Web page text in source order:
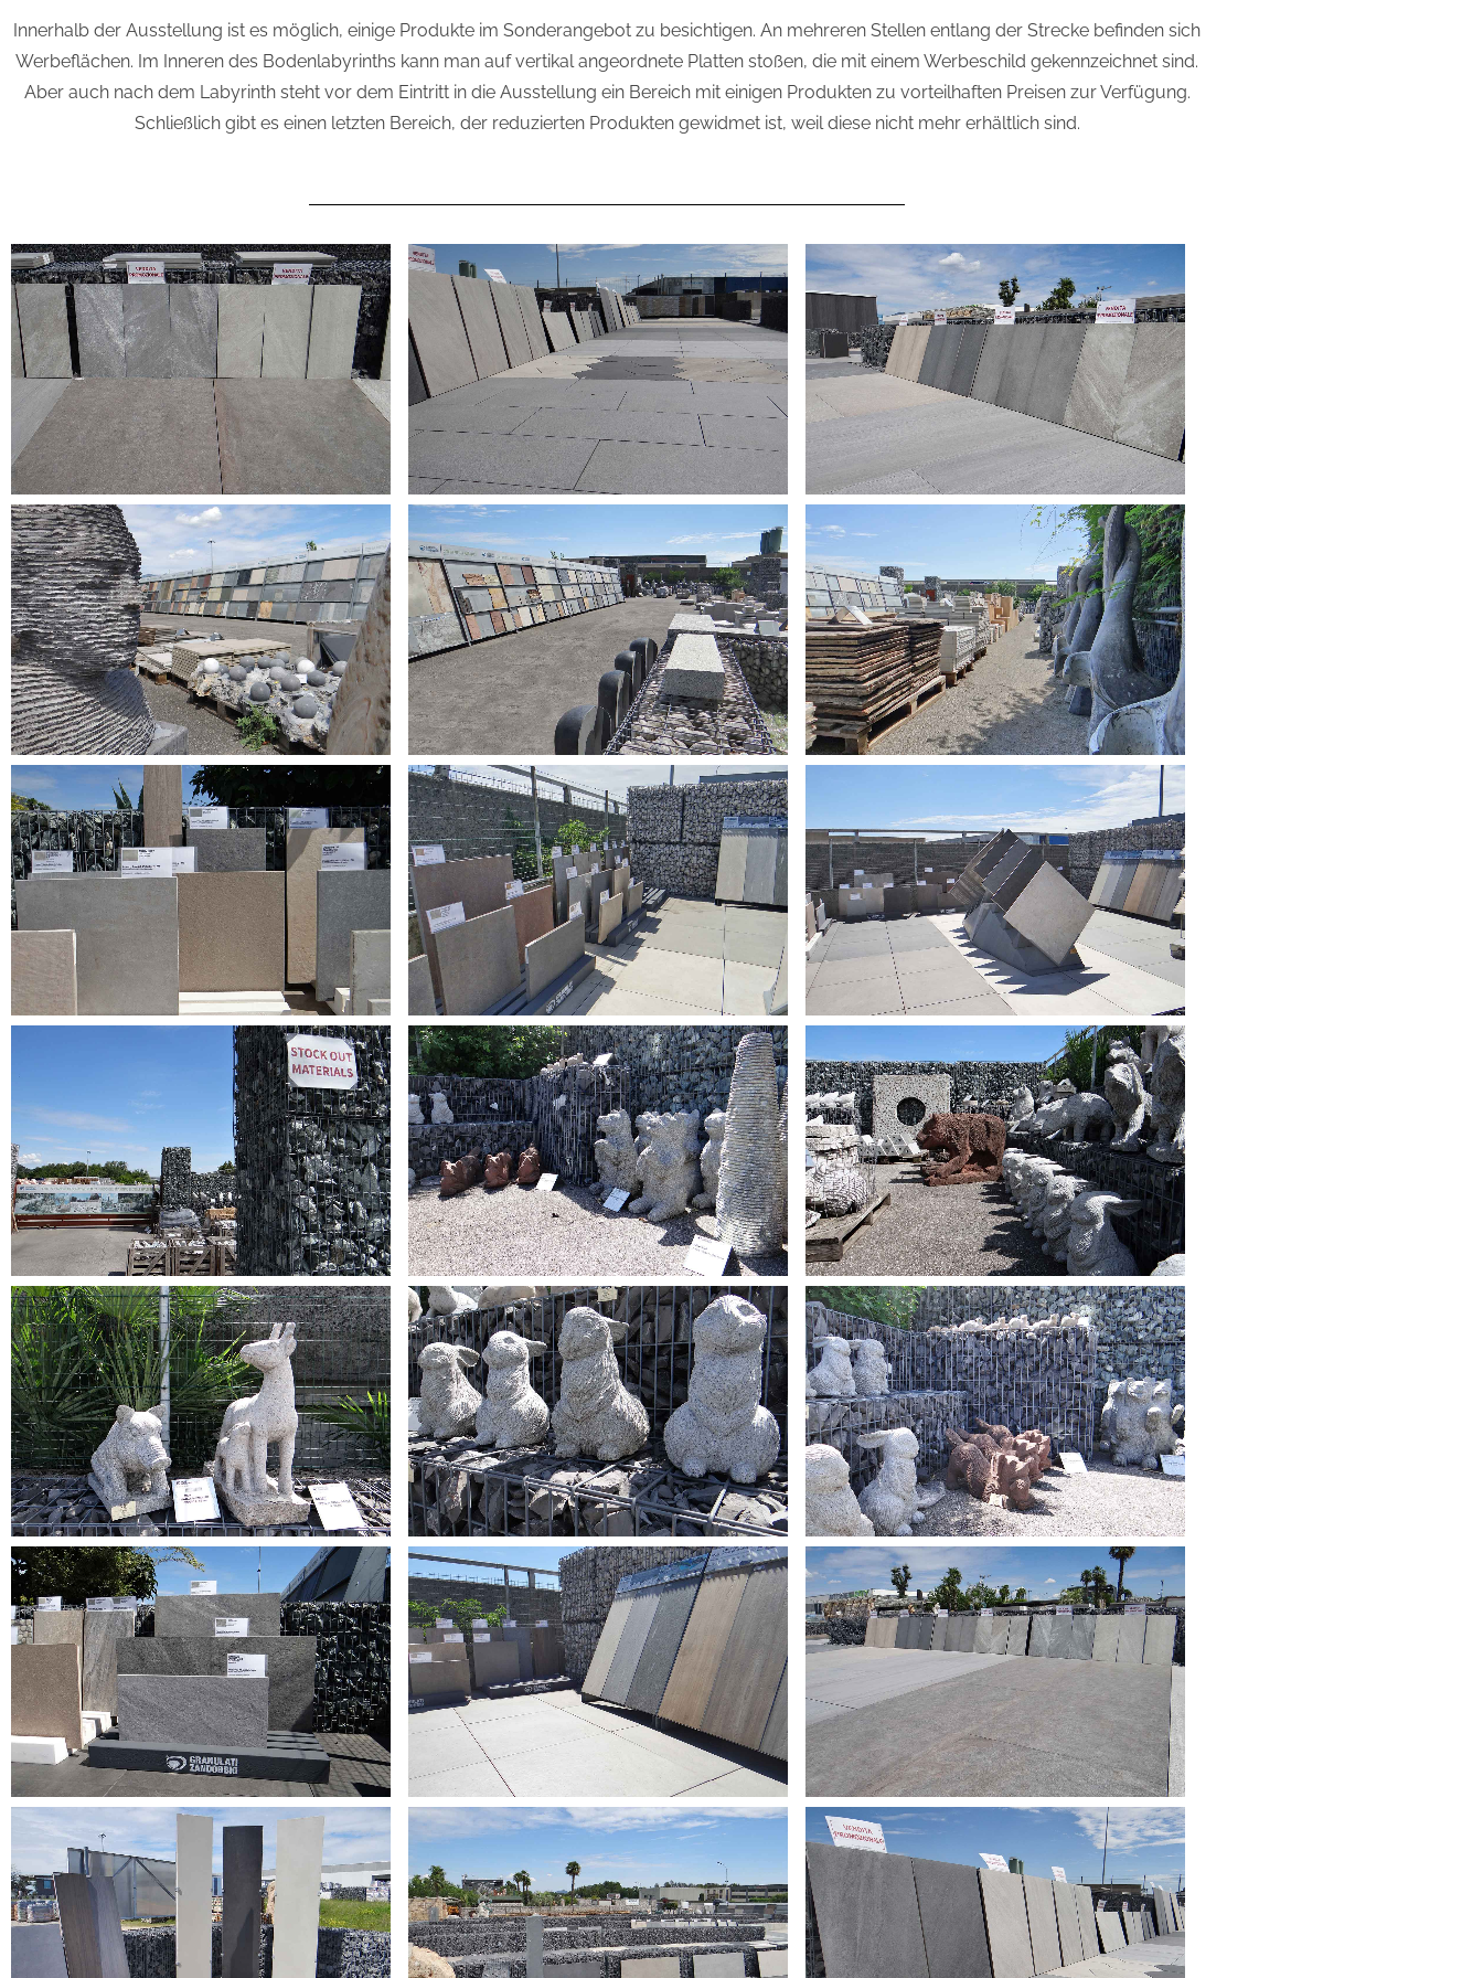
Innerhalb der Ausstellung ist es möglich, einige Produkte im Sonderangebot zu besichtigen. An mehreren Stellen entlang der Strecke befinden sich
Werbeflächen. Im Inneren des Bodenlabyrinths kann man auf vertikal angeordnete Platten stoßen, die mit einem Werbeschild gekennzeichnet sind.
Aber auch nach dem Labyrinth steht vor dem Eintritt in die Ausstellung ein Bereich mit einigen Produkten zu vorteilhaften Preisen zur Verfügung.
Schließlich gibt es einen letzten Bereich, der reduzierten Produkten gewidmet ist, weil diese nicht mehr erhältlich sind.